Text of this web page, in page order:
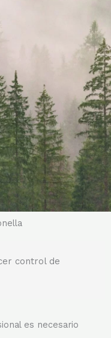
control de
es necesario